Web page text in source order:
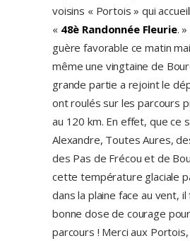
voisins « Portois » qui
« 48è Randonnée Fleurie.
guère favorable ce matin
même une vingtaine de
grande partie a rejoint le
ont roulés sur les parcours
au 120 km. En effet, que ce
Alexandre, Toutes Aures,
des Pas de Frécou et de
cette température glaciale
dans la plaine face au vent, il
bonne dose de courage
parcours ! Merci aux Portois,